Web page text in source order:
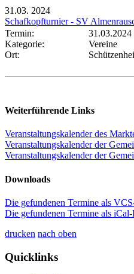
31.03. 2024
Schafkopfturnier - SV
Termin:
Kategorie:
Vereine
Ort:
Weiterführende Links
Veranstaltungskalender des
Veranstaltungskalender der
Veranstaltungskalender der
Downloads
Die gefundenen Termine als
Die gefundenen Termine als
drucken nach oben
Quicklinks